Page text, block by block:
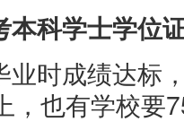
本科学士学位
时成绩达标，
，也有学校要